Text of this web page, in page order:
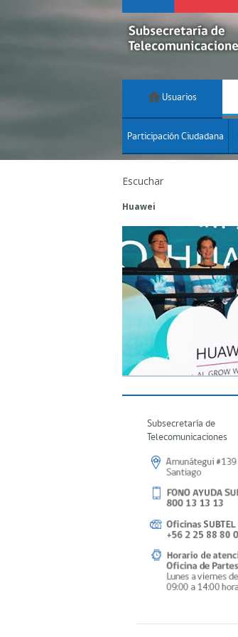
Usuarios
Participación Ciudadana
Escuchar
Huawei
Subsecretaría de
Telecomunicaciones